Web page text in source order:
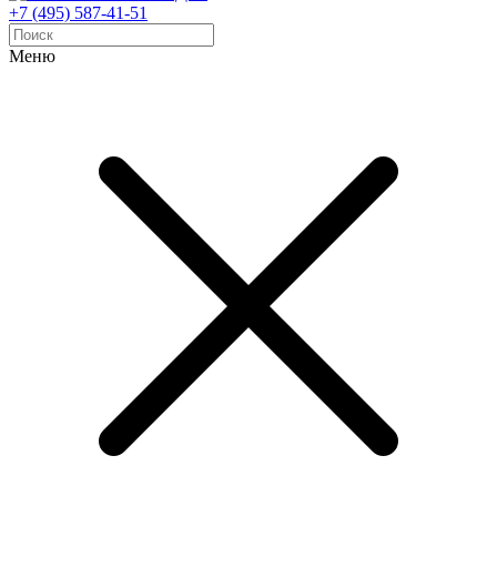
+7 (495) 587-41-51
Меню